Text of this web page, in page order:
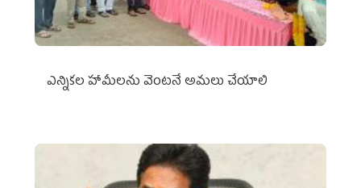
ఎన్నికల హామీలను వెంటనే అమలు చేయాలి